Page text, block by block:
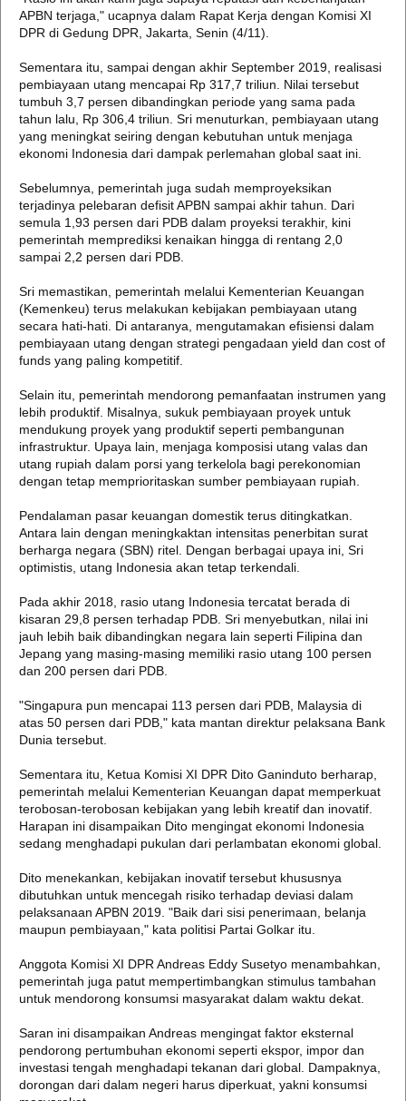
APBN terjaga," ucapnya dalam Rapat Kerja dengan Komisi XI
DPR di Gedung DPR, Jakarta, Senin (4/11).
Sementara itu, sampai dengan akhir September 2019, realisasi
pembiayaan utang mencapai Rp 317,7 triliun. Nilai tersebut
tumbuh 3,7 persen dibandingkan periode yang sama pada
tahun lalu, Rp 306,4 triliun. Sri menuturkan, pembiayaan utang
yang meningkat seiring dengan kebutuhan untuk menjaga
ekonomi Indonesia dari dampak perlemahan global saat ini.
Sebelumnya, pemerintah juga sudah memproyeksikan
terjadinya pelebaran defisit APBN sampai akhir tahun. Dari
semula 1,93 persen dari PDB dalam proyeksi terakhir, kini
pemerintah memprediksi kenaikan hingga di rentang 2,0
sampai 2,2 persen dari PDB.
Sri memastikan, pemerintah melalui Kementerian Keuangan
(Kemenkeu) terus melakukan kebijakan pembiayaan utang
secara hati-hati. Di antaranya, mengutamakan efisiensi dalam
pembiayaan utang dengan strategi pengadaan yield dan cost of
funds yang paling kompetitif.
Selain itu, pemerintah mendorong pemanfaatan instrumen yang
lebih produktif. Misalnya, sukuk pembiayaan proyek untuk
mendukung proyek yang produktif seperti pembangunan
infrastruktur. Upaya lain, menjaga komposisi utang valas dan
utang rupiah dalam porsi yang terkelola bagi perekonomian
dengan tetap memprioritaskan sumber pembiayaan rupiah.
Pendalaman pasar keuangan domestik terus ditingkatkan.
Antara lain dengan meningkaktan intensitas penerbitan surat
berharga negara (SBN) ritel. Dengan berbagai upaya ini, Sri
optimistis, utang Indonesia akan tetap terkendali.
Pada akhir 2018, rasio utang Indonesia tercatat berada di
kisaran 29,8 persen terhadap PDB. Sri menyebutkan, nilai ini
jauh lebih baik dibandingkan negara lain seperti Filipina dan
Jepang yang masing-masing memiliki rasio utang 100 persen
dan 200 persen dari PDB.
"Singapura pun mencapai 113 persen dari PDB, Malaysia di
atas 50 persen dari PDB," kata mantan direktur pelaksana Bank
Dunia tersebut.
Sementara itu, Ketua Komisi XI DPR Dito Ganinduto berharap,
pemerintah melalui Kementerian Keuangan dapat memperkuat
terobosan-terobosan kebijakan yang lebih kreatif dan inovatif.
Harapan ini disampaikan Dito mengingat ekonomi Indonesia
sedang menghadapi pukulan dari perlambatan ekonomi global.
Dito menekankan, kebijakan inovatif tersebut khususnya
dibutuhkan untuk mencegah risiko terhadap deviasi dalam
pelaksanaan APBN 2019. "Baik dari sisi penerimaan, belanja
maupun pembiayaan," kata politisi Partai Golkar itu.
Anggota Komisi XI DPR Andreas Eddy Susetyo menambahkan,
pemerintah juga patut mempertimbangkan stimulus tambahan
untuk mendorong konsumsi masyarakat dalam waktu dekat.
Saran ini disampaikan Andreas mengingat faktor eksternal
pendorong pertumbuhan ekonomi seperti ekspor, impor dan
investasi tengah menghadapi tekanan dari global. Dampaknya,
dorongan dari dalam negeri harus diperkuat, yakni konsumsi